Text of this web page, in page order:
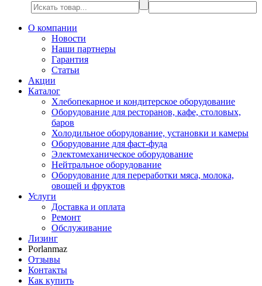
О компании
Новости
Наши партнеры
Гарантия
Статьи
Акции
Каталог
Хлебопекарное и кондитерское оборудование
Оборудование для ресторанов, кафе, столовых,
баров
Холодильное оборудование, установки и камеры
Оборудование для фаст-фуда
Электомеханическое оборудование
Нейтральное оборудование
Оборудование для переработки мяса, молока,
овощей и фруктов
Услуги
Доставка и оплата
Ремонт
Обслуживание
Лизинг
Porlanmaz
Отзывы
Контакты
Как купить